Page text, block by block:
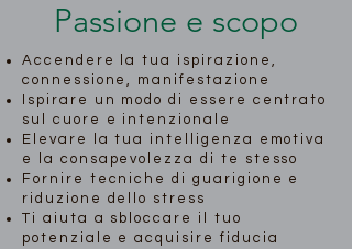
Passione e scopo
Accendere la tua ispirazione,
connessione, manifestazione
Ispirare un modo di essere centrato
sul cuore e intenzionale
Elevare la tua intelligenza emotiva
e la consapevolezza di te stesso
Fornire tecniche di guarigione e
riduzione dello stress
Ti aiuta a sbloccare il tuo
potenziale e acquisire fiducia